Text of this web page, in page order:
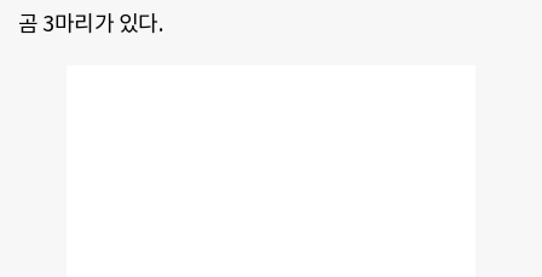
곰 3마리가 있다.